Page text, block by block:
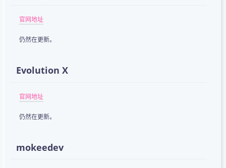
官网地址
仍然在更新。
Evolution X
官网地址
仍然在更新。
mokeedev